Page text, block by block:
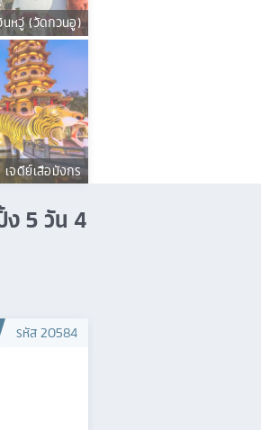
นหวู่ (วัดกวนอู)
เจดีย์เสือมังกร
ง 5 วัน 4
รหัส20584